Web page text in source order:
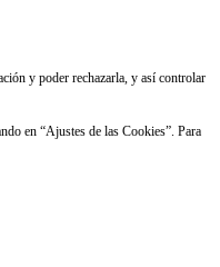
y poder rechazarla, y así controlar
en “Ajustes de las Cookies”. Para